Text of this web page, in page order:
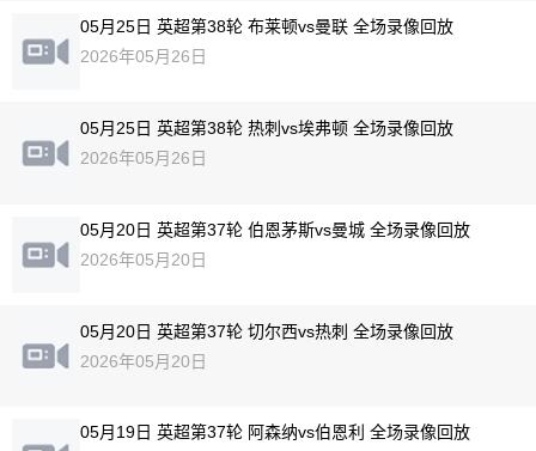
05月25日 英超第38轮 布莱顿vs曼联 全场录像回放
2026年05月26日
05月25日 英超第38轮 热刺vs埃弗顿 全场录像回放
2026年05月26日
05月20日 英超第37轮 伯恩茅斯vs曼城 全场录像回放
2026年05月20日
05月20日 英超第37轮 切尔西vs热刺 全场录像回放
2026年05月20日
05月19日 英超第37轮 阿森纳vs伯恩利 全场录像回放